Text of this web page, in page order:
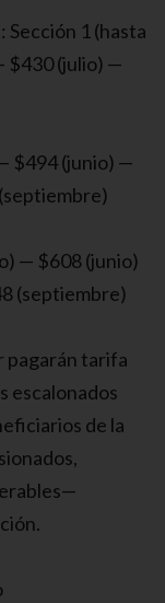
Sección 1 (hasta
$430 (julio) —
$494 (junio) —
— $608 (junio)
(septiembre)
pagarán tarifa
escalonados
de la